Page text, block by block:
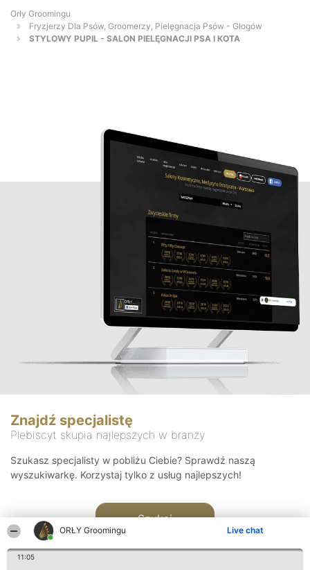
ORŁY Groomingu Live chat
11:05
Orły Groomingu
Fryzjerzy Dla Psów, Groomerzy, Pielęgnacja Psów - Głogów
STYLOWY PUPIL - SALON PIELĘGNACJI PSA I KOTA
Znajdź specjalistę
Plebiscyt skupia najlepszych w branży
Szukasz specjalisty w pobliżu Ciebie? Sprawdź naszą
wyszukiwarkę. Korzystaj tylko z usług najlepszych!
Szukaj